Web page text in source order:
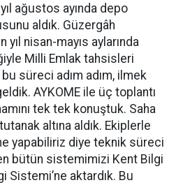
ağustos ayında depo
aldık. Güzergâh
yıl nisan-mayıs aylarında
Milli Emlak tahsisleri
süreci adım adım, ilmek
AYKOME ile üç toplantı
tek tek konuştuk. Saha
altına aldık. Ekiplerle
yapabiliriz diye teknik süreci
bütün sistemimizi Kent Bilgi
Sistemi’ne aktardık. Bu